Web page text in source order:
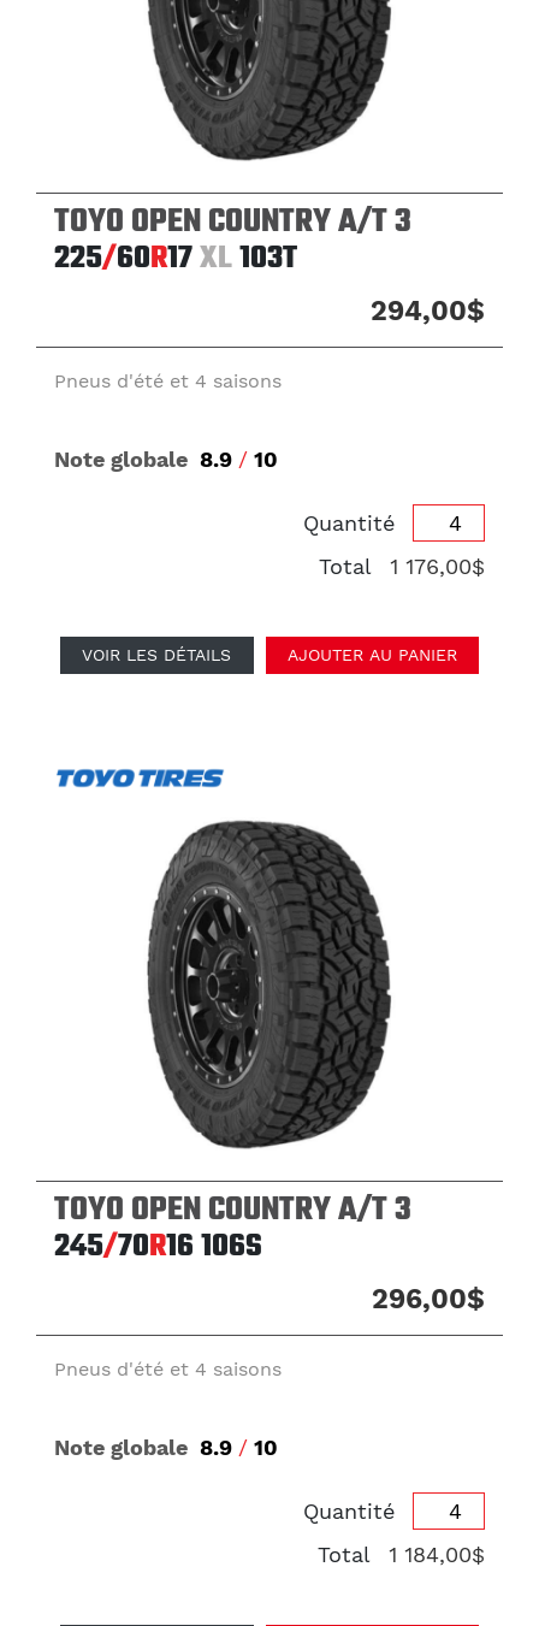
TOYO OPEN COUNTRY A/T 3
225/60R17XL103T
294,00$
Pneus d'été et 4 saisons
Note globale 8.9 / 10
Quantité
Total
1 176,00$
VOIR LES DÉTAILS AJOUTER AU PANIER
TOYO OPEN COUNTRY A/T 3
245/70R16106S
296,00$
Pneus d'été et 4 saisons
Note globale 8.9 / 10
Quantité
Total
1 184,00$